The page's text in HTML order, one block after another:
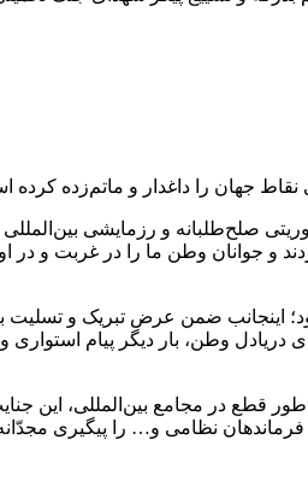
جهان را داغدار و ماتم‌زده کرده
صلح‌طلبانه و رزمایشی
و جوانان وطن ما را در غربت و
اینجانب ضمن عرض تبریک و تسلیت
وطن، بار دیگر پیام
قطع در مجامع بین‌المللی، این
نظامی و… را پیگیری